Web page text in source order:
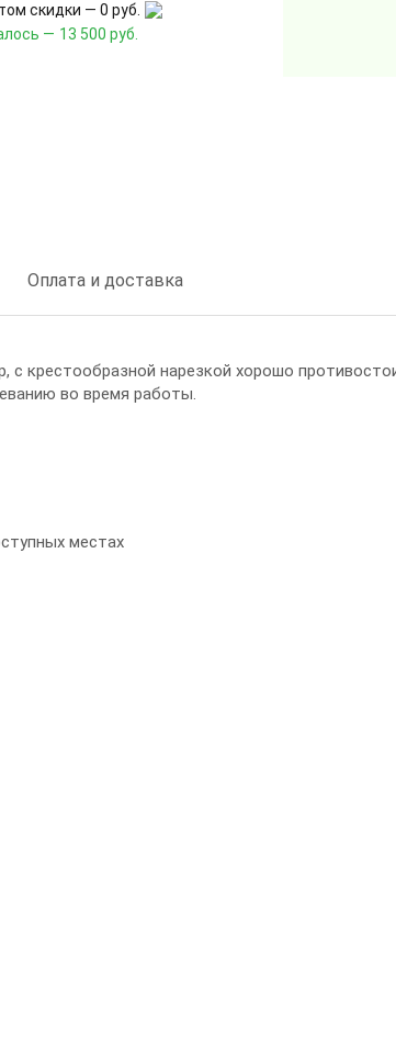
скидки —0 руб.
— 13 500 руб.
Оплата и доставка
крестообразной нарезкой хорошо
во время работы.
местах